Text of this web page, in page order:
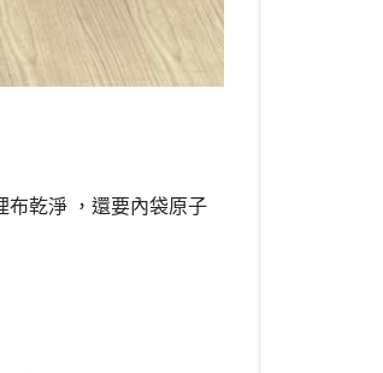
乾淨 ，還要內袋原子